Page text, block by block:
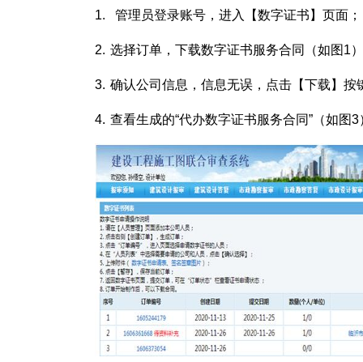
1. 管理员登录账号，进入【数字证书】页面；
2. 选择订单，下载数字证书服务合同（如图1
3. 确认公司信息，信息无误，点击【下载】
4. 查看生成的“代办数字证书服务合同”（如图3